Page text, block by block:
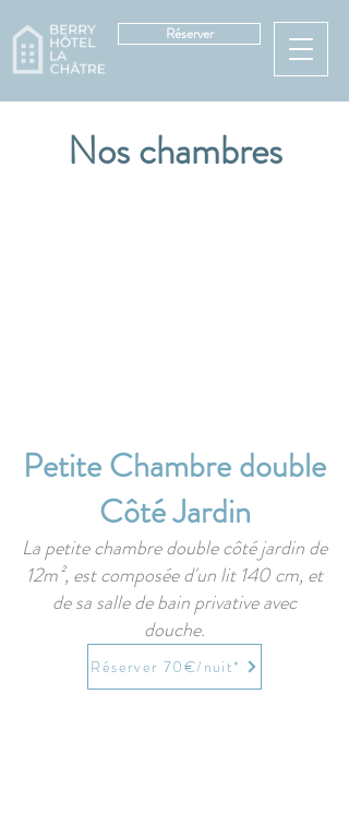
Réserver
Nos chambres
Petite Chambre double
Côté Jardin
La petite chambre double côté jardin de
12m², est composée d'un lit 140 cm, et
de sa salle de bain privative avec
douche.
Réserver 70€/nuit*